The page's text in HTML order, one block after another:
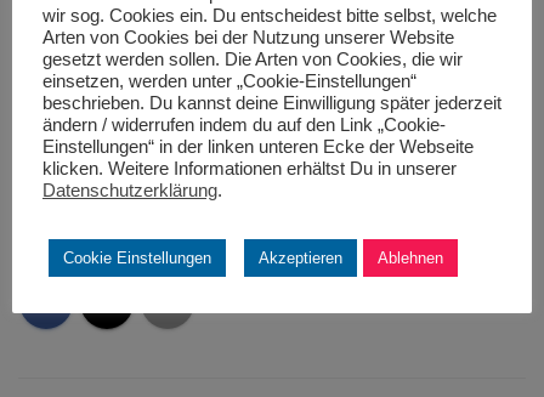
Der Auftakt zur BMX Saison
2015 ging für die BMX
Sportler sehr erfolgreich
über die Bühne.
1. April 2015
In "BMX"
wir sog. Cookies ein. Du entscheidest bitte selbst, welche
Arten von Cookies bei der Nutzung unserer Website
gesetzt werden sollen. Die Arten von Cookies, die wir
einsetzen, werden unter „Cookie-Einstellungen“
beschrieben. Du kannst deine Einwilligung später jederzeit
ändern / widerrufen indem du auf den Link „Cookie-
Einstellungen“ in der linken unteren Ecke der Webseite
klicken. Weitere Informationen erhältst Du in unserer
Datenschutzerklärung.
Cookie Einstellungen Akzeptieren Ablehnen